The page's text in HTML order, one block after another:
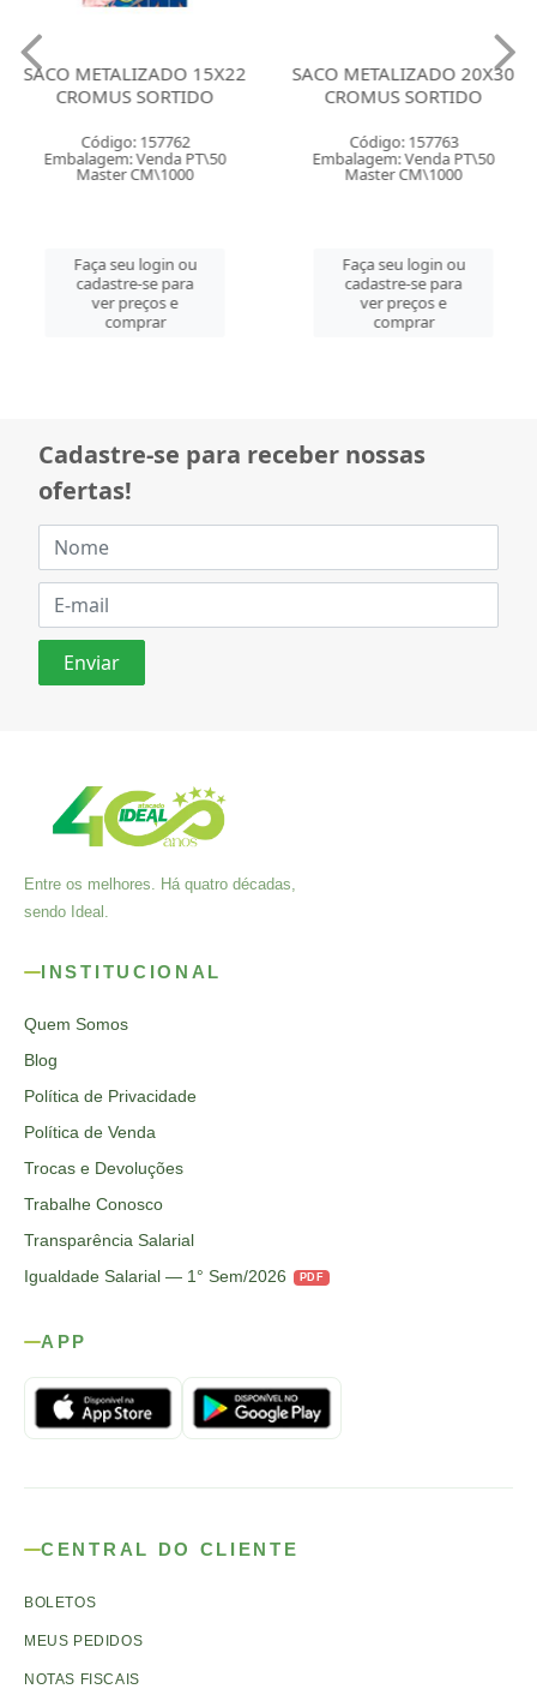
SACO METALIZADO 15X22
CROMUS SORTIDO
Código: 157762
Embalagem: Venda PT\50
Master CM\1000
Faça seu login ou
cadastre-se para
ver preços e
comprar
SACO METALIZADO 20X30
CROMUS SORTIDO
Código: 157763
Embalagem: Venda PT\50
Master CM\1000
Faça seu login ou
cadastre-se para
ver preços e
comprar
Cadastre-se para receber nossas
ofertas!
Entre os melhores. Há quatro décadas,
sendo Ideal.
INSTITUCIONAL
Quem Somos
Blog
Política de Privacidade
Política de Venda
Trocas e Devoluções
Trabalhe Conosco
Transparência Salarial
Igualdade Salarial — 1° Sem/2026
PDF
APP
CENTRAL DO CLIENTE
BOLETOS
MEUS PEDIDOS
NOTAS FISCAIS